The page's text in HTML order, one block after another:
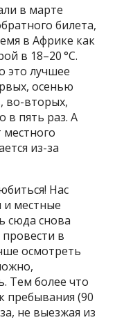
в марте
билета,
в Африке как
в 18–20 °C.
это лучшее
осенью
во-вторых,
пять раз. А
местного
из-за
Нас
местные
сюда снова
провести в
осмотреть
Тем более что
пребывания (90
не выезжая из